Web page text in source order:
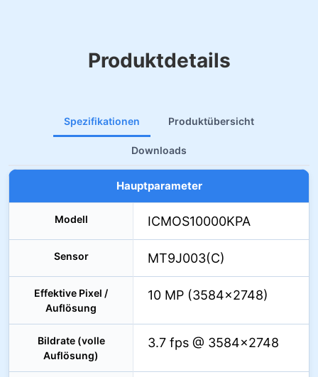
Produktdetails
Spezifikationen Produktübersicht
Downloads
Hauptparameter
Modell ICMOS10000KPA
Sensor MT9J003(C)
Effektive Pixel /
Auflösung
10 MP (3584×2748)
Bildrate (volle
Auflösung)
3.7 fps @ 3584×2748